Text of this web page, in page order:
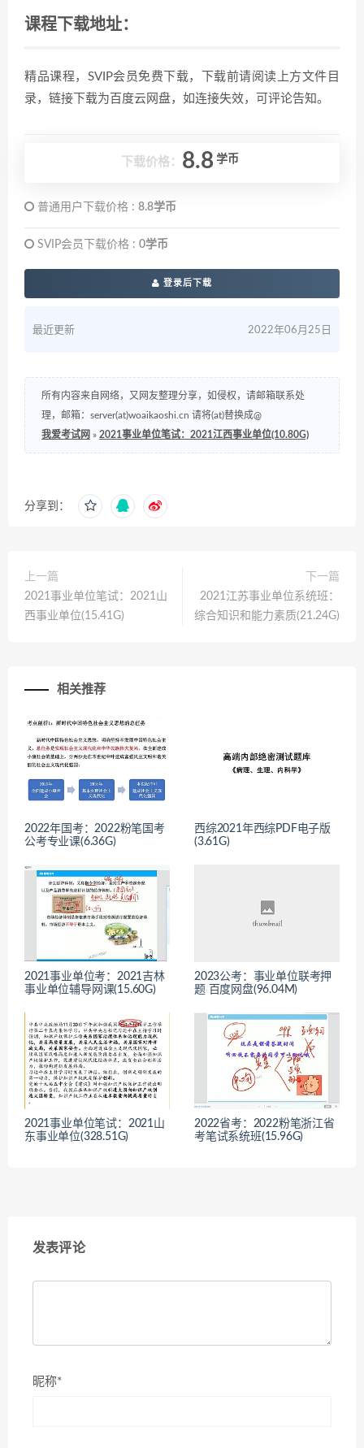
课程下载地址：
精品课程，SVIP会员免费下载，下载前请阅读上方文件目
录，链接下载为百度云网盘，如连接失效，可评论告知。
下载价格： 8.8 学币
普通用户下载价格 : 8.8学币
SVIP会员下载价格 : 0学币
登录后下载
最近更新 2022年06月25日
所有内容来自网络，又网友整理分享，如侵权，请邮箱联系处
理，邮箱：server(at)woaikaoshi.cn 请将(at)替换成@
我爱考试网 » 2021事业单位笔试：2021江西事业单位(10.80G)
分享到：
上一篇
2021事业单位笔试：2021山
西事业单位(15.41G)
下一篇
2021江苏事业单位系统班：
综合知识和能力素质(21.24G)
相关推荐
2022年国考：2022粉笔国考
公考专业课(6.36G)
西综2021年西综PDF电子版
(3.61G)
2021事业单位考：2021吉林
事业单位辅导网课(15.60G)
2023公考：事业单位联考押
题 百度网盘(96.04M)
2021事业单位笔试：2021山
东事业单位(328.51G)
2022省考：2022粉笔浙江省
考笔试系统班(15.96G)
发表评论
昵称*